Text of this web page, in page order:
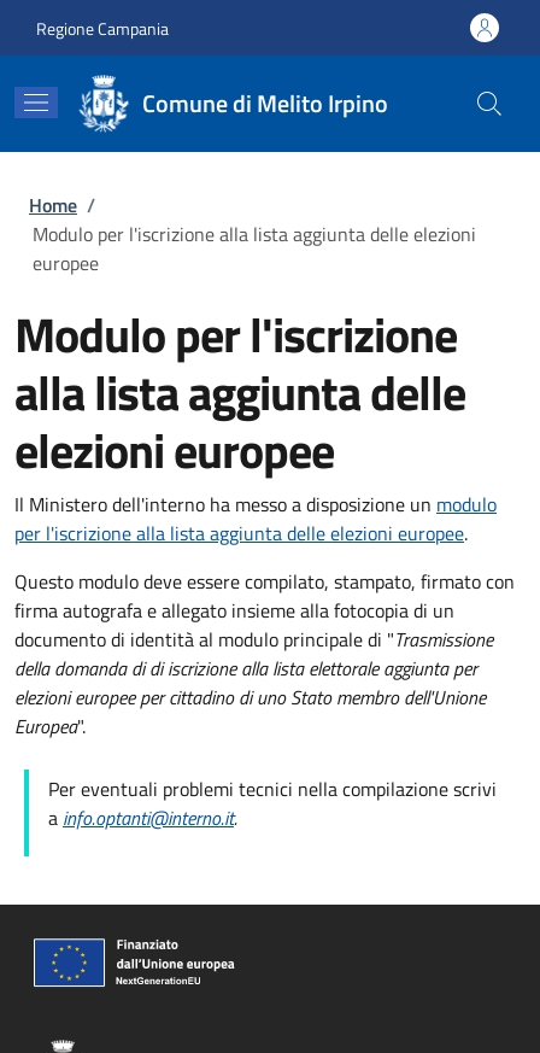
Regione Campania
Comune di Melito Irpino
Briciole di pane
Home /
Modulo per l'iscrizione alla lista aggiunta delle elezioni
europee
Modulo per l'iscrizione
alla lista aggiunta delle
elezioni europee
Il Ministero dell'interno ha messo a disposizione un modulo
per l'iscrizione alla lista aggiunta delle elezioni europee.
Questo modulo deve essere compilato, stampato, firmato con
firma autografa e allegato insieme alla fotocopia di un
documento di identità al modulo principale di "Trasmissione
della domanda didi iscrizione alla lista elettorale aggiunta per
elezioni europee per cittadino di uno Stato membro dell'Unione
Europea".
Per eventuali problemi tecnici nella compilazione scrivi
a info.optanti@interno.it.